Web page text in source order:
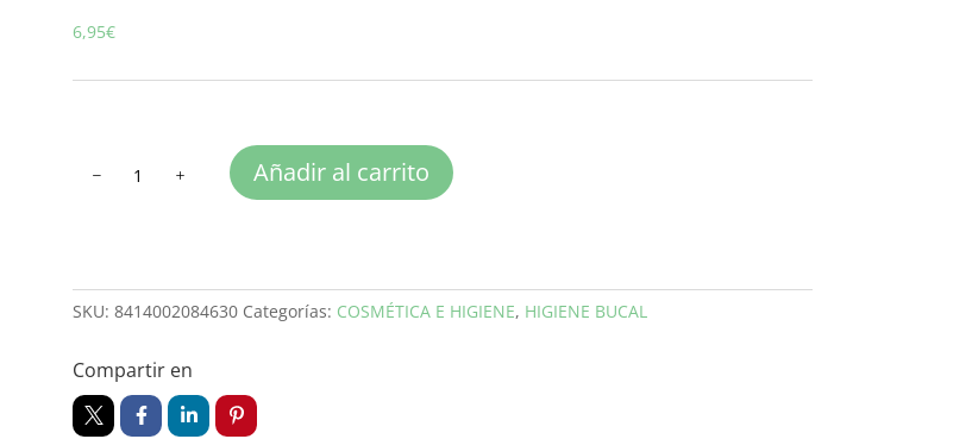
6,95€
DENTAL
Añadir al carrito
SKU: 8414002084630 Categorías: COSMÉTICA E HIGIENE, HIGIENE BUCAL
Compartir en